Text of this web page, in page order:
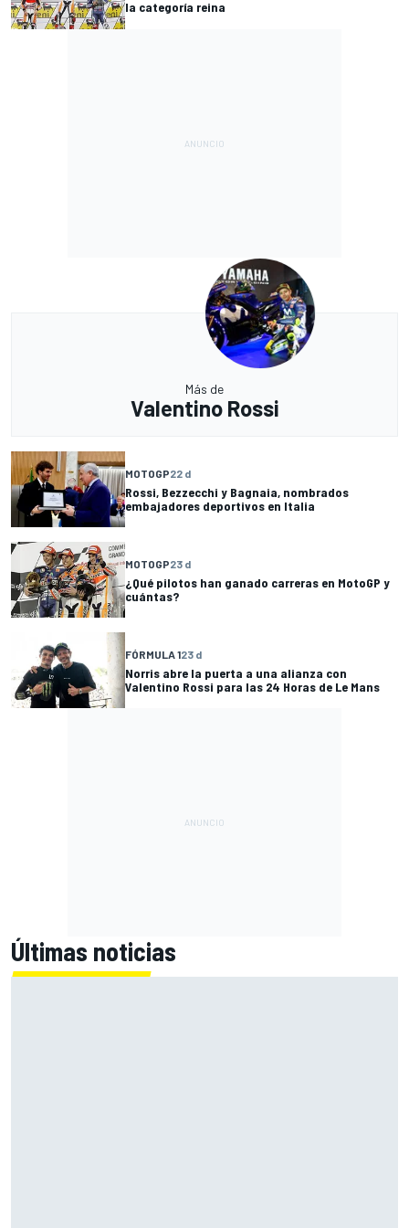
la categoría reina
Más de
Valentino Rossi
MOTOGP22 d
Rossi, Bezzecchi y Bagnaia, nombrados
embajadores deportivos en Italia
MOTOGP23 d
¿Qué pilotos han ganado carreras en MotoGP y
cuántas?
FÓRMULA 123 d
Norris abre la puerta a una alianza con
Valentino Rossi para las 24 Horas de Le Mans
Últimas noticias